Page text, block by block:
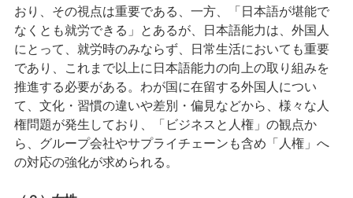
おり、その視点は重要である、一方、「日本語が堪能で
なくとも就労できる」とあるが、日本語能力は、外国人
にとって、就労時のみならず、日常生活においても重要
であり、これまで以上に日本語能力の向上の取り組みを
推進する必要がある。わが国に在留する外国人につい
て、文化・習慣の違いや差別・偏見などから、様々な人
権問題が発生しており、「ビジネスと人権」の観点か
ら、グループ会社やサプライチェーンも含め「人権」へ
の対応の強化が求められる。